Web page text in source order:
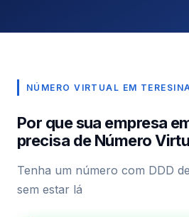
NÚMERO VIRTUAL EM
Por que sua empresa
precisa de Número
Tenha um número com DDD
sem estar lá